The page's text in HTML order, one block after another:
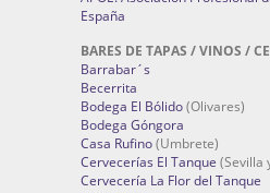
España
BARES DE TAPAS / VINOS /
Barrabar´s
Becerrita
Bodega El Bólido(Olivares)
Bodega Góngora
Casa Rufino(Umbrete)
Cervecerías El Tanque (Sevilla
Cervecería La Flor del Tanque